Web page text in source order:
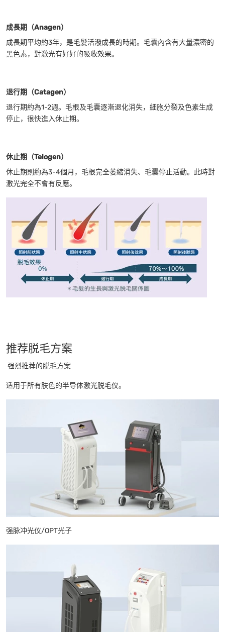
成長期（Anagen）
成長期平均約3年，是毛髮活潑成長的時期。毛囊內含有大量濃密的
黑色素，對激光有好好的吸收效果。
退行期（Catagen）
退行期約為1-2週。毛根及毛囊逐漸退化消失，細胞分裂及色素生成
停止，很快進入休止期。
休止期（Telogen）
休止期則約為3-4個月，毛根完全萎縮消失、毛囊停止活動。此時對
激光完全不會有反應。
推荐脱毛方案
强烈推荐的脱毛方案
适用于所有肤色的半导体激光脱毛仪。
强脉冲光仪/OPT光子